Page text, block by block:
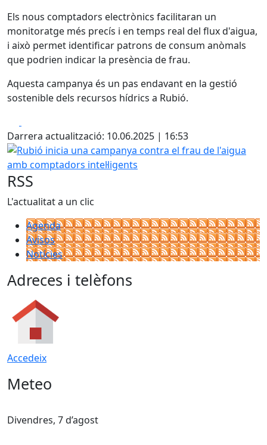
Els nous comptadors electrònics facilitaran un
monitoratge més precís i en temps real del flux d'aigua,
i això permet identificar patrons de consum anòmals
que podrien indicar la presència de frau.
Aquesta campanya és un pas endavant en la gestió
sostenible dels recursos hídrics a Rubió.
Darrera actualització: 10.06.2025 | 16:53
Rubió inicia una campanya contra el frau de l'aigua amb
RSS
L'actualitat a un clic
Agenda
Avisos
Notícies
Adreces i telèfons
Accedeix
Meteo
Divendres, 7 d’agost